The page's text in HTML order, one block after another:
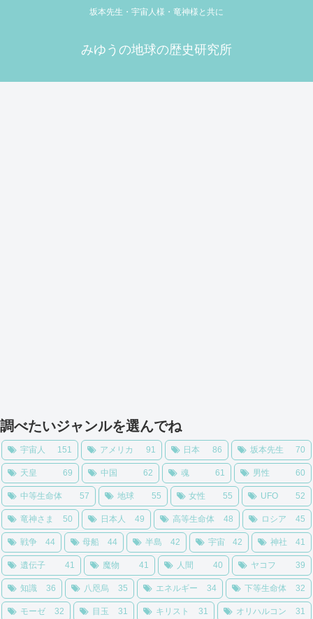
坂本先生・宇宙人様・竜神様と共に
みゆうの地球の歴史研究所
調べたいジャンルを選んでね
宇宙人 151 アメリカ 91 日本 86 坂本先生 70
天皇 69 中国 62 魂 61 男性 60
中等生命体 57 地球 55 女性 55 UFO 52
竜神さま 50 日本人 49 高等生命体 48 ロシア 45
戦争 44 母船 44 半島 42 宇宙 42 神社 41
遺伝子 41 魔物 41 人間 40 ヤコフ 39
知識 36 八咫烏 35 エネルギー 34 下等生命体 32
モーゼ 32 目玉 31 キリスト 31 オリハルコン 31